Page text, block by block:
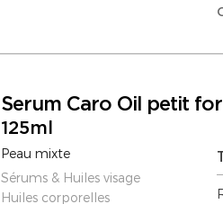
Serum Caro Oil petit
125ml
Peau mixte
Sérums & Huiles visage
Huiles corporelles